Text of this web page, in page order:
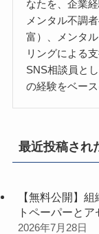
なたを、企業
メンタル不調
富）、メンタ
リングによる
SNS相談員と
の経験をベー
最近投稿され
【無料公開】
トペーパーと
2026年7月28日